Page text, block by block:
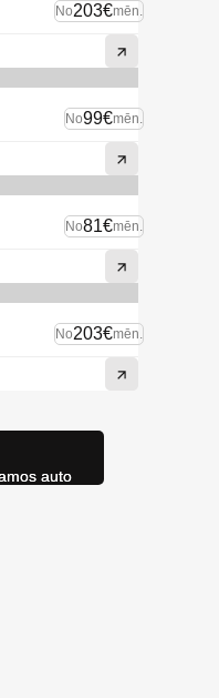
No203€mēn.
No99€mēn.
No81€mēn.
No203€mēn.